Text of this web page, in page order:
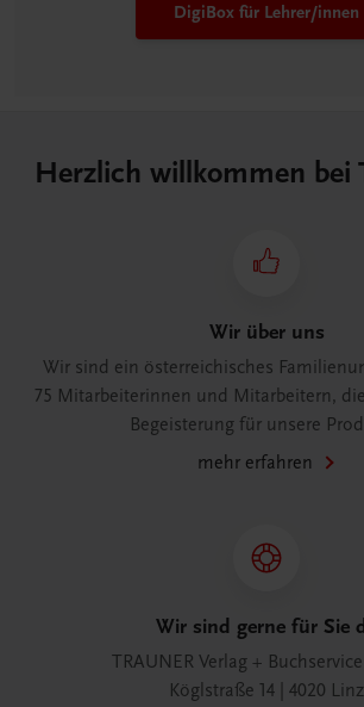
DigiBox für Lehrer/innen
Herzlich willkommen bei
Wir über uns
Wir sind ein österreichisches
75 Mitarbeiterinnen und Mitarbeitern,
Begeisterung für unsere
mehr erfahren
Wir sind gerne für Sie
TRAUNER Verlag +
Köglstraße 14 | 4020 Linz